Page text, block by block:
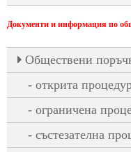
Документи и информация по
Oбществени
открита
ограничена
състезателна